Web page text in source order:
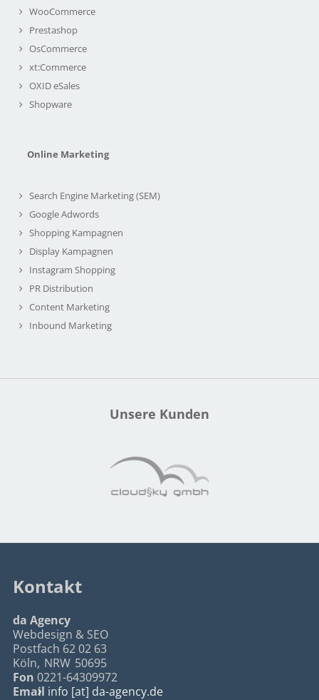
WooCommerce
Prestashop
OsCommerce
xt:Commerce
OXID eSales
Shopware
Online Marketing
Search Engine Marketing (SEM)
Google Adwords
Shopping Kampagnen
Display Kampagnen
Instagram Shopping
PR Distribution
Content Marketing
Inbound Marketing
Unsere Kunden
Kontakt
da Agency
Webdesign & SEO
Postfach 62 02 63
Köln, NRW 50695
Fon 0221-64309972
Email info [at] da-agency.de